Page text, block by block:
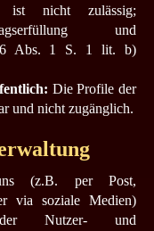
ist nicht zulässig;
und
6 Abs. 1 S. 1 lit. b)
Die Profile der
und nicht zugänglich.
(z.B. per Post,
via soziale Medien)
Nutzer- und